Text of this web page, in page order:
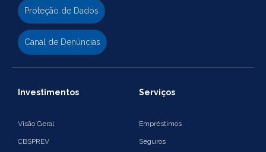
Proteção de Dados
Canal de Denúncias
Investimentos
Visão Geral
CBSPREV
Serviços
Empréstimos
Seguros